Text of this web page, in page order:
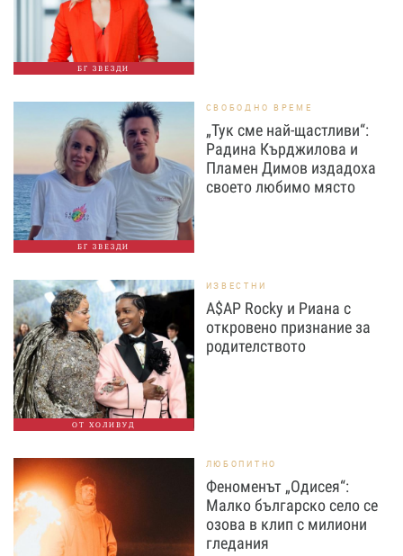
БГ ЗВЕЗДИ
БГ ЗВЕЗДИ
СВОБОДНО ВРЕМЕ
„Тук сме най-щастливи“:
Радина Кърджилова и
Пламен Димов издадоха
своето любимо място
ОТ ХОЛИВУД
ИЗВЕСТНИ
A$AP Rocky и Риана с
откровено признание за
родителството
ЛЮБОПИТНО
Феноменът „Одисея“:
Малко българско село се
озова в клип с милиони
гледания